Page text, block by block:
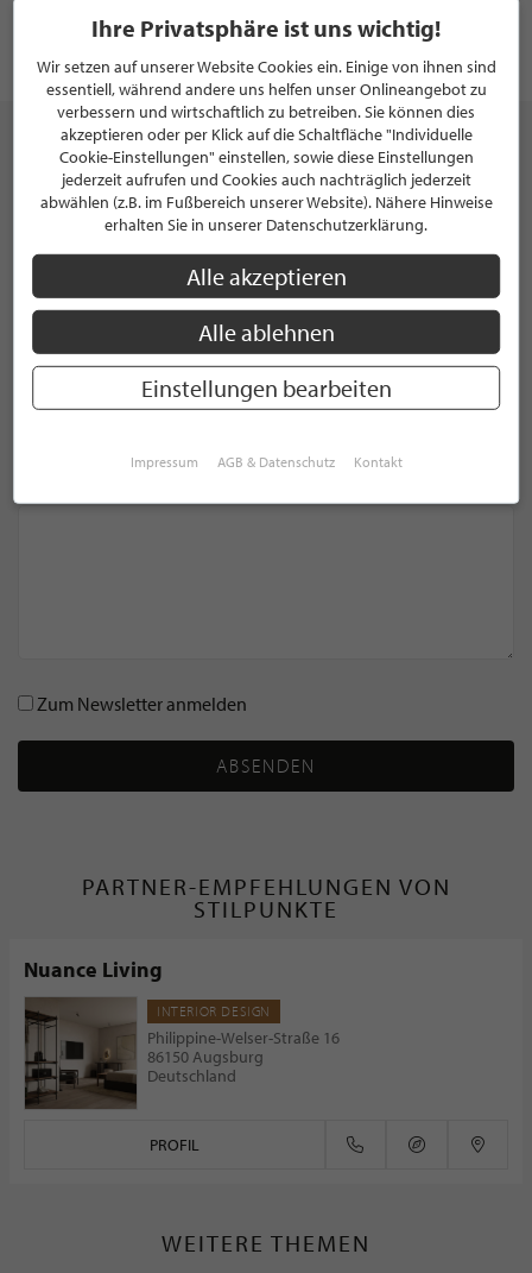
von Maria Kulak
Veröffentlicht am 9. April 2026
HINTERLASSEN SIE IHREN KOMMENTAR
E-Mail Adresse *
Zum Newsletter anmelden
ABSENDEN
PARTNER-EMPFEHLUNGEN VON
STILPUNKTE
Nuance Living
INTERIOR DESIGN
Philippine-Welser-Straße 16
86150 Augsburg
Deutschland
PROFIL
WEITERE THEMEN
Ihre Privatsphäre ist uns wichtig!
Wir setzen auf unserer Website Cookies ein. Einige von ihnen sind
essentiell, während andere uns helfen unser Onlineangebot zu
verbessern und wirtschaftlich zu betreiben. Sie können dies
akzeptieren oder per Klick auf die Schaltfläche "Individuelle
Cookie-Einstellungen" einstellen, sowie diese Einstellungen
jederzeit aufrufen und Cookies auch nachträglich jederzeit
abwählen (z.B. im Fußbereich unserer Website). Nähere Hinweise
erhalten Sie in unserer Datenschutzerklärung.
Alle akzeptieren
Alle ablehnen
Einstellungen bearbeiten
Impressum AGB & Datenschutz Kontakt